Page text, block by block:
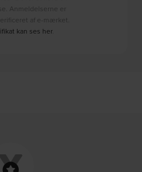
Anmeldelserne er
af e-mærket.
kan ses her.